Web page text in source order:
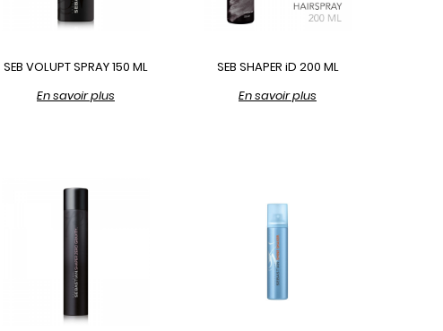
SEB VOLUPT SPRAY 150 ML
En savoir plus
SEB SHAPER iD 200 ML
En savoir plus